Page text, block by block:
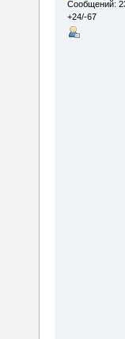
Сообщений:
+24/-67